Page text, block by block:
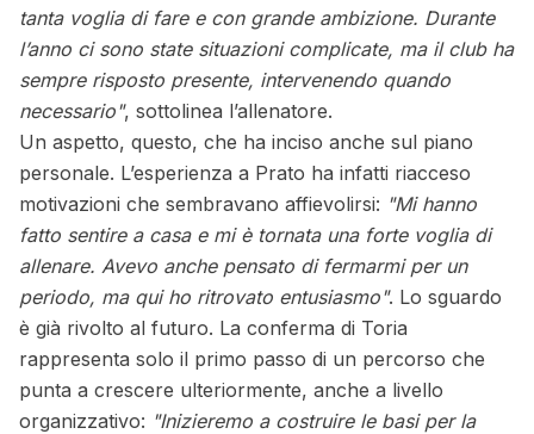
tanta voglia di fare e con grande ambizione. Durante
l’anno ci sono state situazioni complicate, ma il club ha
sempre risposto presente, intervenendo quando
necessario", sottolinea l’allenatore.
Un aspetto, questo, che ha inciso anche sul piano
personale. L’esperienza a Prato ha infatti riacceso
motivazioni che sembravano affievolirsi: "Mi hanno
fatto sentire a casa e mi è tornata una forte voglia di
allenare. Avevo anche pensato di fermarmi per un
periodo, ma qui ho ritrovato entusiasmo". Lo sguardo
è già rivolto al futuro. La conferma di Toria
rappresenta solo il primo passo di un percorso che
punta a crescere ulteriormente, anche a livello
organizzativo: "Inizieremo a costruire le basi per la